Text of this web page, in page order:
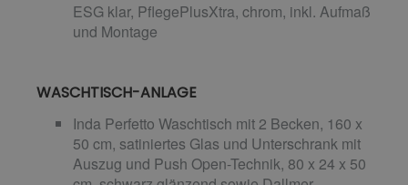
ESG klar, PflegePlusXtra, chrom, inkl. Aufmaß
und Montage
WASCHTISCH-ANLAGE
Inda Perfetto Waschtisch mit 2 Becken, 160 x
50 cm, satiniertes Glas und Unterschrank mit
Auszug und Push Open-Technik, 80 x 24 x 50